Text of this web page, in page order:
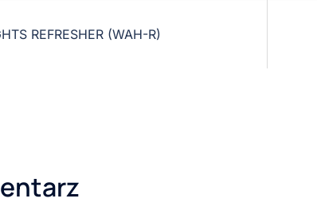
REFRESHER (WAH-R)